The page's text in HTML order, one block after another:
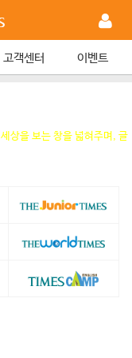
고객센터 이벤트
세상을 보는 창을 넓혀주며, 글